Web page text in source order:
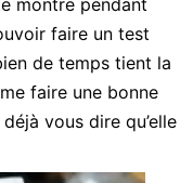
montre pendant
faire un test
de temps tient la
faire une bonne
vous dire qu’elle